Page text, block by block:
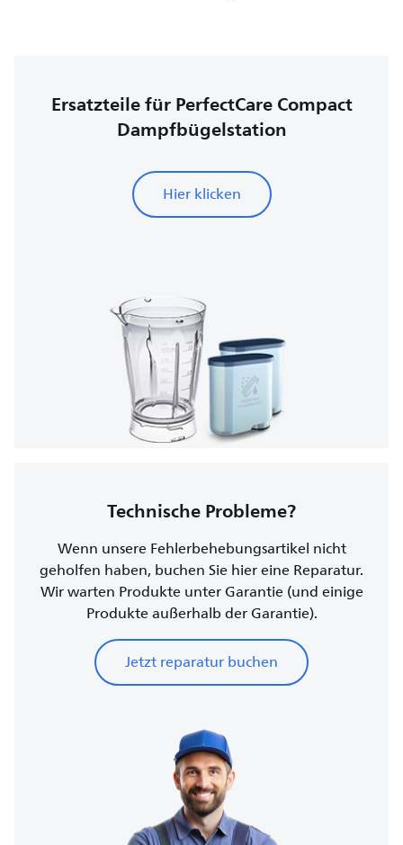
Ersatzteile für PerfectCare Compact
Dampfbügelstation
Hier klicken
Technische Probleme?
Wenn unsere Fehlerbehebungsartikel nicht
geholfen haben, buchen Sie hier eine Reparatur.
Wir warten Produkte unter Garantie (und einige
Produkte außerhalb der Garantie).
Jetzt reparatur buchen